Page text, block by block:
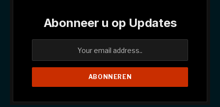
Abonneer u op Updates